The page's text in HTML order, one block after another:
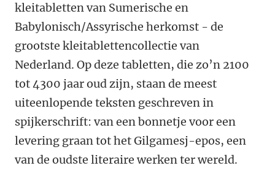
kleitabletten van Sumerische en
Babylonisch/Assyrische herkomst - de
grootste kleitablettencollectie van
Nederland. Op deze tabletten, die zo’n 2100
tot 4300 jaar oud zijn, staan de meest
uiteenlopende teksten geschreven in
spijkerschrift: van een bonnetje voor een
levering graan tot het Gilgamesj-epos, een
van de oudste literaire werken ter wereld.